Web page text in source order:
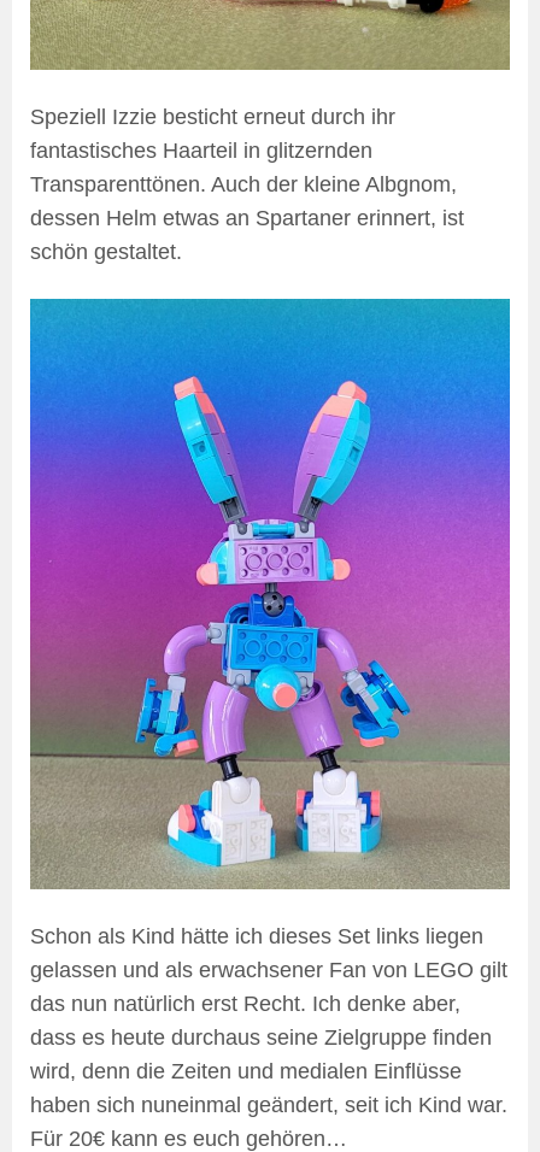
Speziell Izzie besticht erneut durch ihr
fantastisches Haarteil in glitzernden
Transparenttönen. Auch der kleine Albgnom,
dessen Helm etwas an Spartaner erinnert, ist
schön gestaltet.
Schon als Kind hätte ich dieses Set links liegen
gelassen und als erwachsener Fan von LEGO gilt
das nun natürlich erst Recht. Ich denke aber,
dass es heute durchaus seine Zielgruppe finden
wird, denn die Zeiten und medialen Einflüsse
haben sich nuneinmal geändert, seit ich Kind war.
Für 20€ kann es euch gehören…